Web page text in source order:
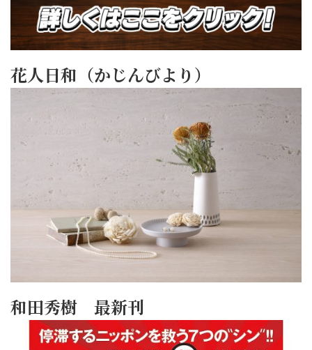
花人日和（かじんびより）
和田秀樹 最新刊